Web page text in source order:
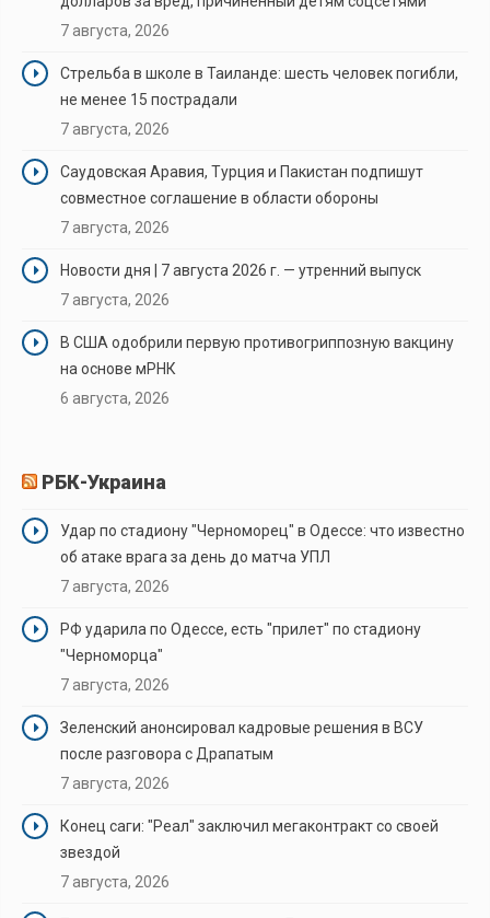
7 августа, 2026
Стрельба в школе в Таиланде: шесть человек погибли,
не менее 15 пострадали
7 августа, 2026
Саудовская Аравия, Турция и Пакистан подпишут
совместное соглашение в области обороны
7 августа, 2026
Новости дня | 7 августа 2026 г. — утренний выпуск
7 августа, 2026
В США одобрили первую противогриппозную вакцину
на основе мРНК
6 августа, 2026
РБК-Украина
Удар по стадиону "Черноморец" в Одессе: что известно
об атаке врага за день до матча УПЛ
7 августа, 2026
РФ ударила по Одессе, есть "прилет" по стадиону
"Черноморца"
7 августа, 2026
Зеленский анонсировал кадровые решения в ВСУ
после разговора с Драпатым
7 августа, 2026
Конец саги: "Реал" заключил мегаконтракт со своей
звездой
7 августа, 2026